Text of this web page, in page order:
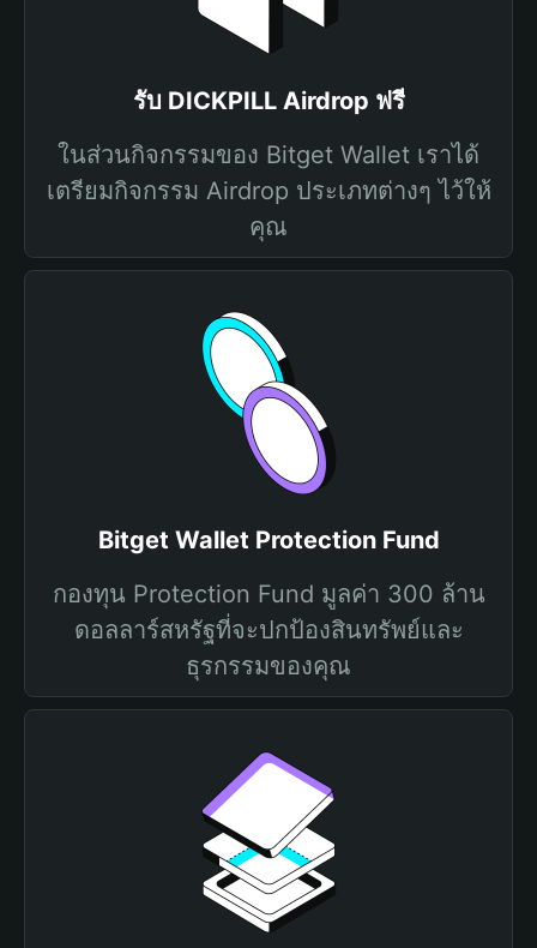
รับ DICKPILL Airdrop ฟรี
ในส่วนกิจกรรมของ Bitget Wallet เราได้
เตรียมกิจกรรม Airdrop ประเภทต่างๆ ไว้ให้
คุณ
Bitget Wallet Protection Fund
กองทุน Protection Fund มูลค่า 300 ล้าน
ดอลลาร์สหรัฐที่จะปกป้องสินทรัพย์และ
ธุรกรรมของคุณ